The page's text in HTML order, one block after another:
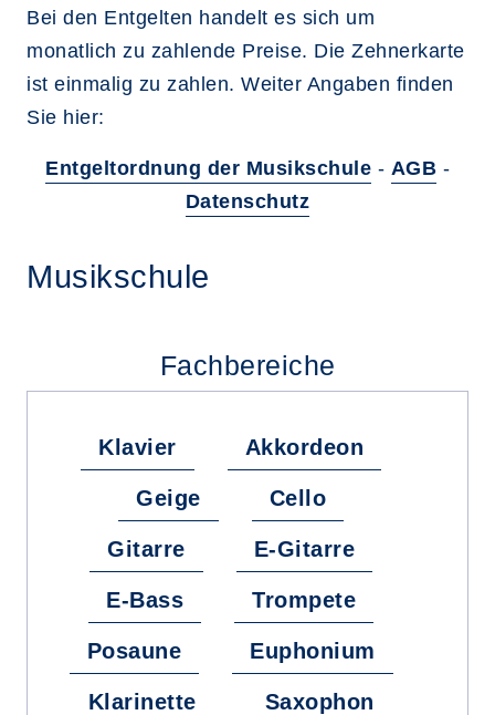
Bei den Entgelten handelt es sich um
monatlich zu zahlende Preise. Die Zehnerkarte
ist einmalig zu zahlen. Weiter Angaben finden
Sie hier:
Entgeltordnung der Musikschule - AGB -
Datenschutz
Musikschule
Fachbereiche
Klavier Akkordeon
Geige Cello
Gitarre E-Gitarre
E-Bass Trompete
Posaune Euphonium
Klarinette Saxophon